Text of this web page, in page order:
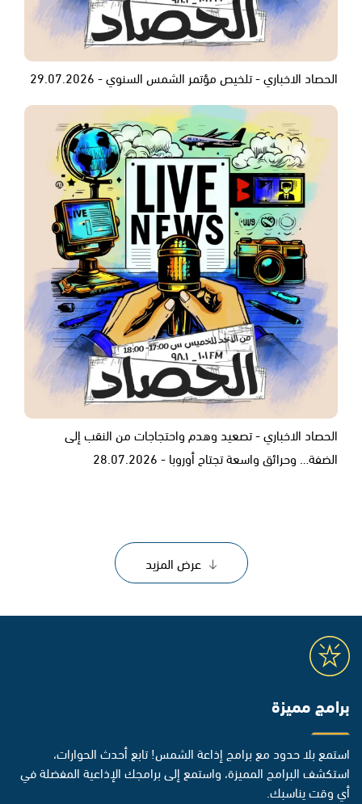
الحصاد الاخباري - تلخيص مؤتمر الشمس السنوي - 29.07.2026
الحصاد الاخباري - تصعيد وهدم واحتجاجات من النقب إلى
الضفة… وحرائق واسعة تجتاح أوروبا - 28.07.2026
عرض المزيد
برامج مميزة
استمع بلا حدود مع برامج إذاعة الشمس! تابع أحدث الحوارات،
استكشف البرامج المميزة، واستمع إلى برامجك الإذاعية المفضلة في
أي وقت يناسبك.